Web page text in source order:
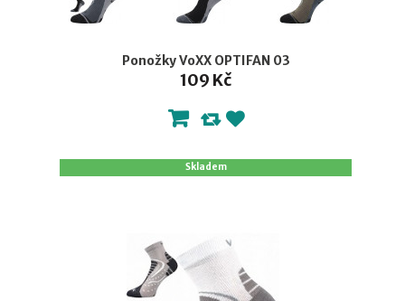
Ponožky VoXX OPTIFAN 03
109 Kč
Skladem